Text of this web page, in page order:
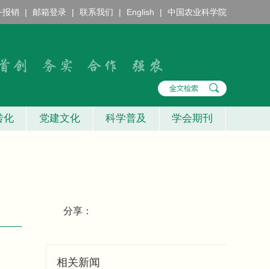
报销 | 邮箱登录 | 联系我们 | English | 中国农业科学院
化 党建文化 科学普及 学会期刊
分享：
相关新闻